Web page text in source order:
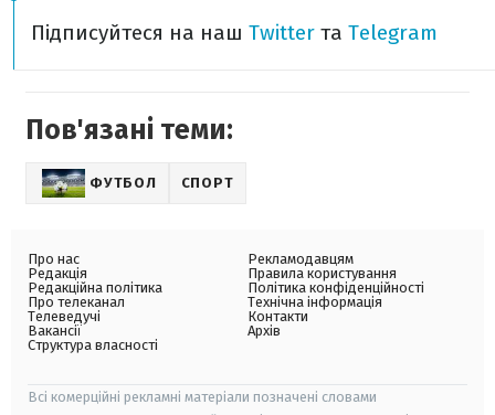
Підписуйтеся на наш Twitter та Telegram
Пов'язані теми:
ФУТБОЛ СПОРТ
Про нас
Редакція
Редакційна політика
Про телеканал
Телеведучі
Вакансії
Структура власності
Рекламодавцям
Правила користування
Політика конфіденційності
Технічна інформація
Контакти
Архів
Всі комерційні рекламні матеріали позначені словами